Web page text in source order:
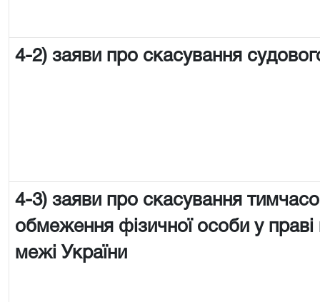
4-2) заяви про скасування
4-3) заяви про скасування
обмеження фізичної особи у праві
межі України